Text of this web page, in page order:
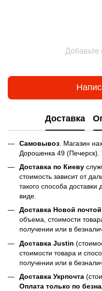
Добавьте
Доставка
Самовывоз . Магазин
Дорошенка 49 (Печерск).
Доставка по Киеву
стоимость зависит от
такого способа доставки
виде.
Доставка Новой почтой
объема, стоимости
получении или в
Доставка Justin
стоимости товара и
получении или в
Доставка Укрпочта
Оплата только по